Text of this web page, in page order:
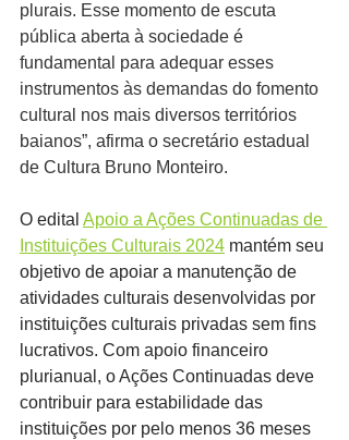
plurais. Esse momento de escuta
pública aberta à sociedade é
fundamental para adequar esses
instrumentos às demandas do fomento
cultural nos mais diversos territórios
baianos”, afirma o secretário estadual
de Cultura Bruno Monteiro.
O edital Apoio a Ações Continuadas de
Instituições Culturais 2024 mantém seu
objetivo de apoiar a manutenção de
atividades culturais desenvolvidas por
instituições culturais privadas sem fins
lucrativos. Com apoio financeiro
plurianual, o Ações Continuadas deve
contribuir para estabilidade das
instituições por pelo menos 36 meses